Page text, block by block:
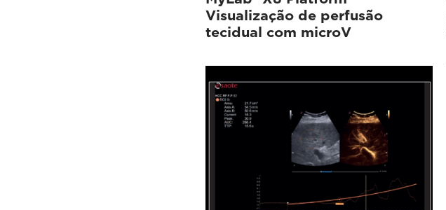
Visualização de perfusão
tecidual com microV